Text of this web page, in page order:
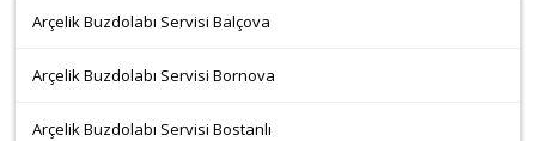
Arçelik Buzdolabı Servisi Balçova
Arçelik Buzdolabı Servisi Bornova
Arçelik Buzdolabı Servisi Bostanlı